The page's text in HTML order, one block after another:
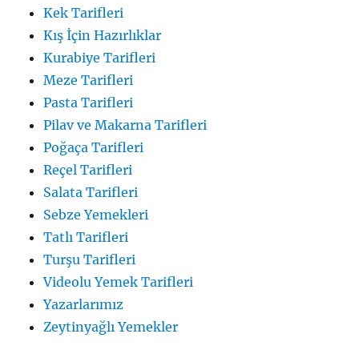
Kek Tarifleri
Kış İçin Hazırlıklar
Kurabiye Tarifleri
Meze Tarifleri
Pasta Tarifleri
Pilav ve Makarna Tarifleri
Poğaça Tarifleri
Reçel Tarifleri
Salata Tarifleri
Sebze Yemekleri
Tatlı Tarifleri
Turşu Tarifleri
Videolu Yemek Tarifleri
Yazarlarımız
Zeytinyağlı Yemekler